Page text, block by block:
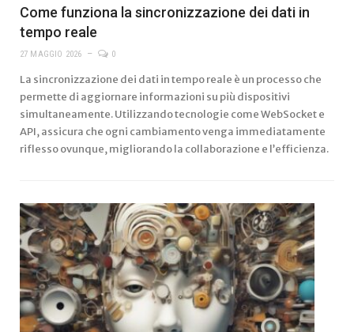
Come funziona la sincronizzazione dei dati in
tempo reale
27 MAGGIO 2026 0
La sincronizzazione dei dati in tempo reale è un processo che
permette di aggiornare informazioni su più dispositivi
simultaneamente. Utilizzando tecnologie come WebSocket e
API, assicura che ogni cambiamento venga immediatamente
riflesso ovunque, migliorando la collaborazione e l’efficienza.